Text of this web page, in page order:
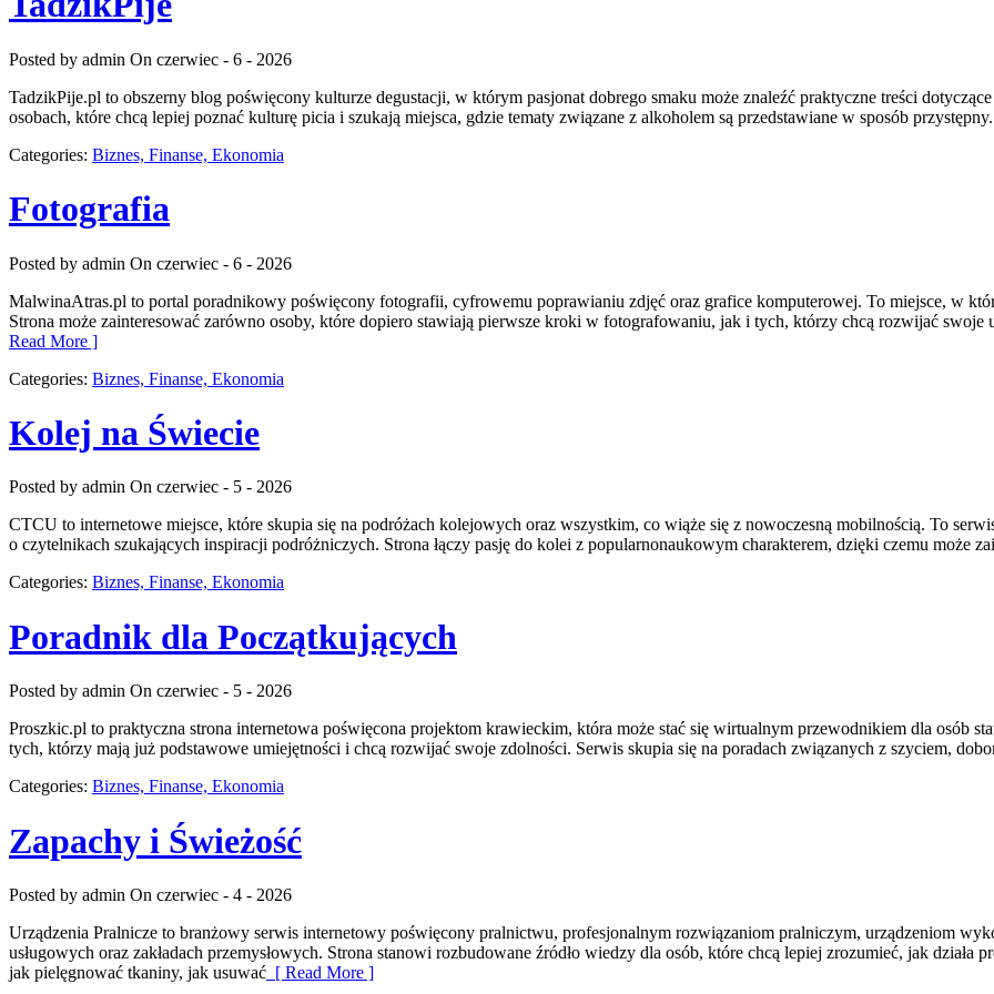
Posted by admin On czerwiec - 6 - 2026
TadzikPije.pl to obszerny blog poświęcony kulturze degustacji, w którym pasjonat dobrego smaku może znaleźć praktyczne treści
osobach, które chcą lepiej poznać kulturę picia i szukają miejsca, gdzie tematy związane z alkoholem są przedstawiane w sposób
Categories: Biznes, Finanse, Ekonomia
Fotografia
Posted by admin On czerwiec - 6 - 2026
MalwinaAtras.pl to portal poradnikowy poświęcony fotografii, cyfrowemu poprawianiu zdjęć oraz grafice komputerowej. To miejsce, w
Strona może zainteresować zarówno osoby, które dopiero stawiają pierwsze kroki w fotografowaniu, jak i tych, którzy chcą rozwijać
Read More ]
Categories: Biznes, Finanse, Ekonomia
Kolej na Świecie
Posted by admin On czerwiec - 5 - 2026
CTCU to internetowe miejsce, które skupia się na podróżach kolejowych oraz wszystkim, co wiąże się z nowoczesną mobilnością. To
o czytelnikach szukających inspiracji podróżniczych. Strona łączy pasję do kolei z popularnonaukowym charakterem, dzięki czemu może
Categories: Biznes, Finanse, Ekonomia
Poradnik dla Początkujących
Posted by admin On czerwiec - 5 - 2026
Proszkic.pl to praktyczna strona internetowa poświęcona projektom krawieckim, która może stać się wirtualnym przewodnikiem dla osób
tych, którzy mają już podstawowe umiejętności i chcą rozwijać swoje zdolności. Serwis skupia się na poradach związanych z szyciem,
Categories: Biznes, Finanse, Ekonomia
Zapachy i Świeżość
Posted by admin On czerwiec - 4 - 2026
Urządzenia Pralnicze to branżowy serwis internetowy poświęcony pralnictwu, profesjonalnym rozwiązaniom pralniczym, urządzeniom
usługowych oraz zakładach przemysłowych. Strona stanowi rozbudowane źródło wiedzy dla osób, które chcą lepiej zrozumieć, jak
jak pielęgnować tkaniny, jak usuwać [ Read More ]